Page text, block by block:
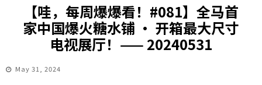
【哇，每周爆爆看！#081】全马首
家中国爆火糖水铺 · 开箱最大尺寸
电视展厅！—— 20240531
May 31, 2024